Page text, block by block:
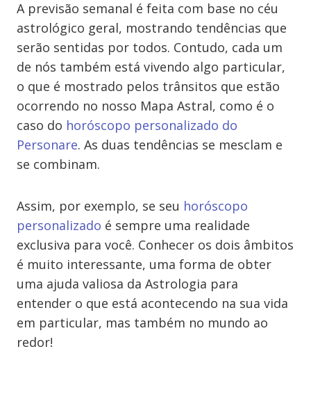
A previsão semanal é feita com base no céu
astrológico geral, mostrando tendências que
serão sentidas por todos. Contudo, cada um
de nós também está vivendo algo particular,
o que é mostrado pelos trânsitos que estão
ocorrendo no nosso Mapa Astral, como é o
caso do horóscopo personalizado do
Personare. As duas tendências se mesclam e
se combinam.
Assim, por exemplo, se seu horóscopo
personalizado é sempre uma realidade
exclusiva para você. Conhecer os dois âmbitos
é muito interessante, uma forma de obter
uma ajuda valiosa da Astrologia para
entender o que está acontecendo na sua vida
em particular, mas também no mundo ao
redor!